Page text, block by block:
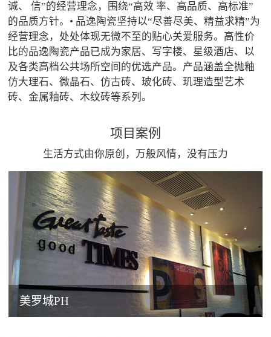
诚、 信”的经营理念，围绕“高效 率、高品质、高标准”
的品质方针。• 品逸陶瓷坚持以“尽善尽美、精益求精”为
经营理念，处处体现无微不至的贴心关爱服务。高性价
比的品逸陶瓷产品已成为家居、写字楼、星级酒店、以
及各类高档公共场所空间的优选产品。产品涵盖全抛釉
仿大理石、微晶石、仿古砖、玻化砖、玑理造型艺术
砖、金属釉砖、木纹砖等系列。
项目案例
生活方式由你原创，万般风情，没有压力
美罗城PH